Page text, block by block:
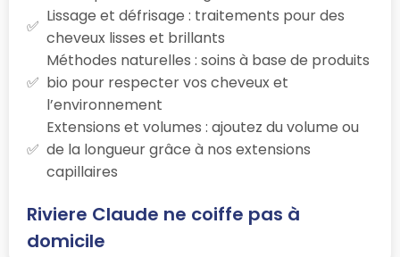
Lissage et défrisage : traitements pour des
cheveux lisses et brillants
Méthodes naturelles : soins à base de produits
bio pour respecter vos cheveux et
l’environnement
Extensions et volumes : ajoutez du volume ou
de la longueur grâce à nos extensions
capillaires
Riviere Claude ne coiffe pas à
domicile